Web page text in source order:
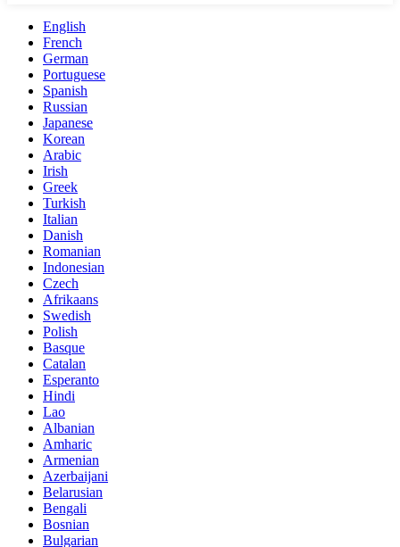
English
French
German
Portuguese
Spanish
Russian
Japanese
Korean
Arabic
Irish
Greek
Turkish
Italian
Danish
Romanian
Indonesian
Czech
Afrikaans
Swedish
Polish
Basque
Catalan
Esperanto
Hindi
Lao
Albanian
Amharic
Armenian
Azerbaijani
Belarusian
Bengali
Bosnian
Bulgarian